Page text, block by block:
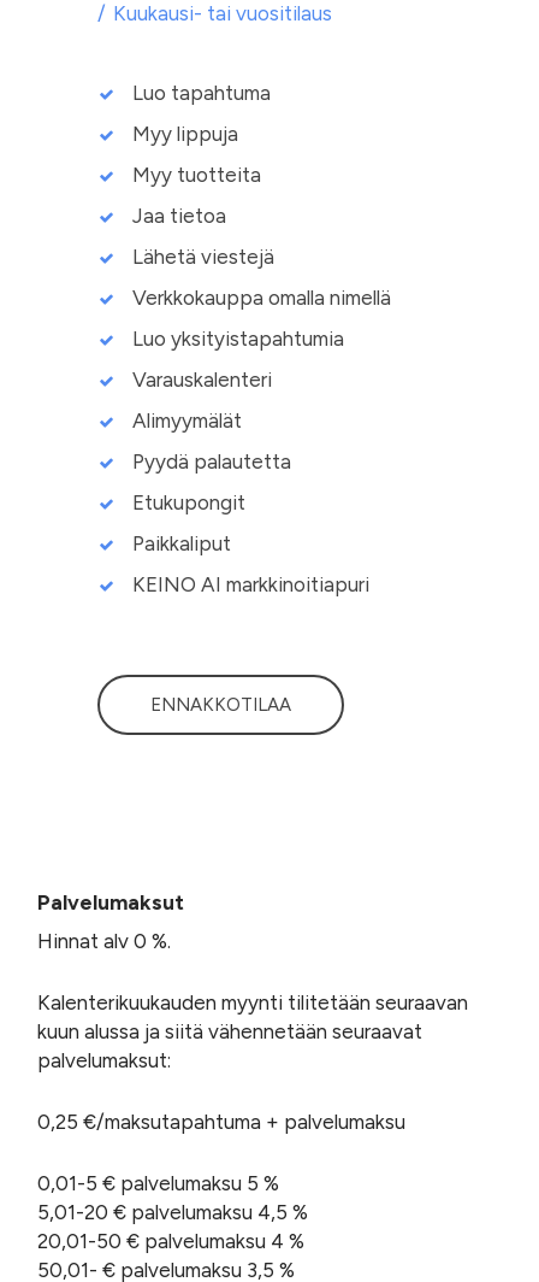
Kuukausi- tai vuositilaus
Luo tapahtuma
Myy lippuja
Myy tuotteita
Jaa tietoa
Lähetä viestejä
Verkkokauppa omalla nimellä
Luo yksityistapahtumia
Varauskalenteri
Alimyymälät
Pyydä palautetta
Etukupongit
Paikkaliput
KEINO AI markkinoitiapuri
ENNAKKOTILAA
Palvelumaksut
Hinnat alv 0 %.
Kalenterikuukauden myynti tilitetään seuraavan
kuun alussa ja siitä vähennetään seuraavat
palvelumaksut:
0,25 €/maksutapahtuma + palvelumaksu
0,01-5 € palvelumaksu 5 %
5,01-20 € palvelumaksu 4,5 %
20,01-50 € palvelumaksu 4 %
50,01- € palvelumaksu 3,5 %